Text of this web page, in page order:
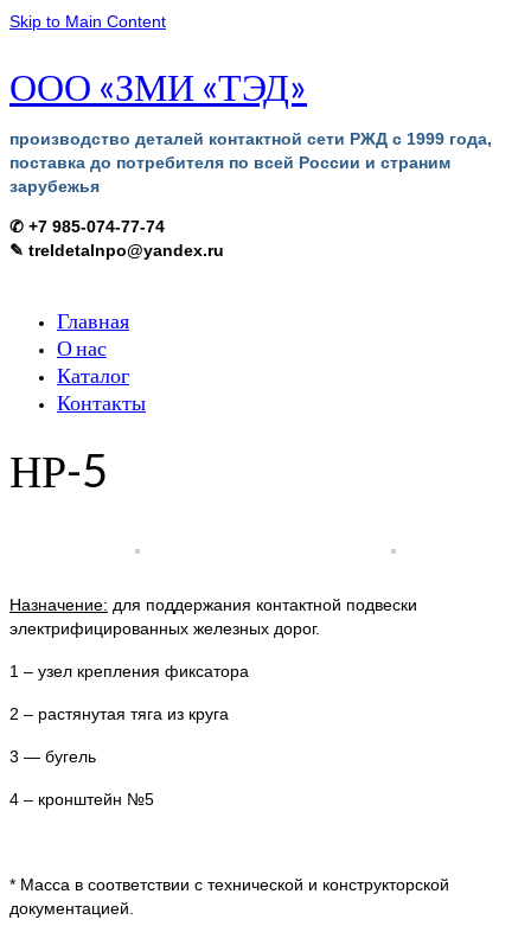
Skip to Main Content
ООО «ЗМИ «ТЭД»
производство деталей контактной сети РЖД с 1999 года,
поставка до потребителя по всей России и страним
зарубежья
✆ +7 985-074-77-74
✎ treldetalnpo@yandex.ru
Главная
О нас
Каталог
Контакты
НР-5
Назначение: для поддержания контактной подвески
электрифицированных железных дорог.
1 – узел крепления фиксатора
2 – растянутая тяга из круга
3 — бугель
4 – кронштейн №5
* Масса в соответствии с технической и конструкторской
документацией.